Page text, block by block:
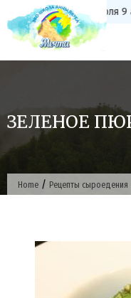
to
content
с 20 июля 9
ЗЕЛЕНОЕ
Home / Рецепты сыроедения